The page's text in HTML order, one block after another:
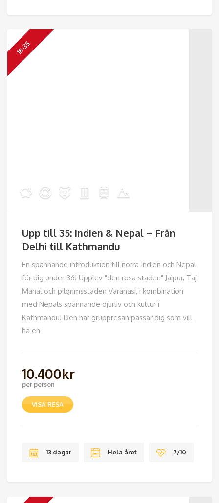
18-35
Upp till 35: Indien & Nepal – Från
Delhi till Kathmandu
En spännande introduktion till norra Indien och Nepal
för dig under 36! Upplev "den rosa staden" Jaipur, Taj
Mahal och pilgrimsstaden Varanasi, i kombination
med Nepals spännande djurliv och kultur i
Kathmandu! Den här gruppresan passar dig som vill
ha en
10.400kr
per person
VISA RESA
13 dagar Hela året 7/10